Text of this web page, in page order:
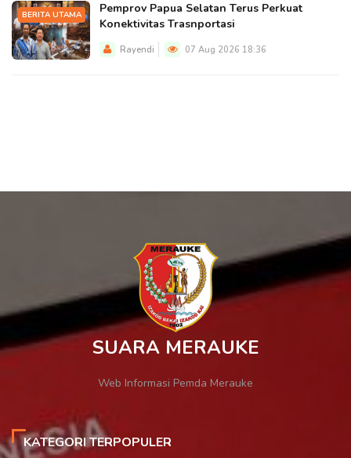
BERITA UTAMA
Pemprov Papua Selatan Terus Perkuat
Konektivitas Trasnportasi
Rayendi 07 Aug 2026 18:36
SUARA MERAUKE
Web Informasi Pemda Merauke
KATEGORI TERPOPULER